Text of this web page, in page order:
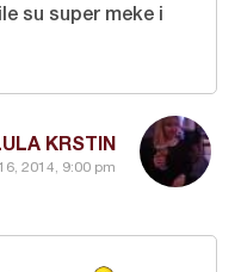
KRSTIN
2014, 9:00 pm
su super meke i